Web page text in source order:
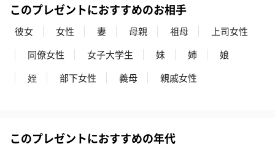
このプレゼントにおすすめのお相手
彼女 女性 妻 母親 祖母
上司女性
同僚女性
女子大学生 妹 姉
娘
姪
部下女性 義母 親戚女性
このプレゼントにおすすめの年代